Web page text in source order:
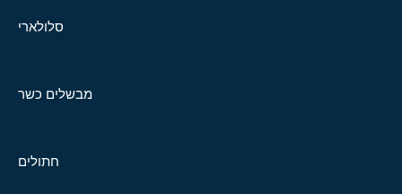
סלולארי
מבשלים כשר
חתולים